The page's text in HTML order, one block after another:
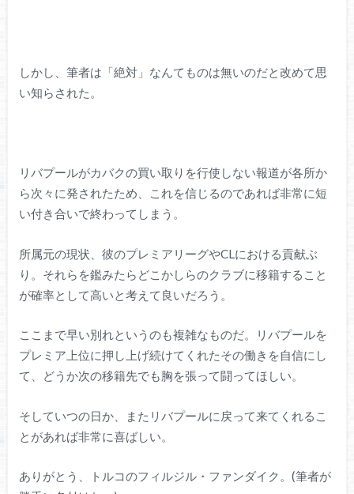
しかし、筆者は「絶対」なんてものは無いのだと改めて思
い知らされた。
リバプールがカバクの買い取りを行使しない報道が各所か
ら次々に発されたため、これを信じるのであれば非常に短
い付き合いで終わってしまう。
所属元の現状、彼のプレミアリーグやCLにおける貢献ぶ
り。それらを鑑みたらどこかしらのクラブに移籍すること
が確率として高いと考えて良いだろう。
ここまで早い別れというのも複雑なものだ。リバプールを
プレミア上位に押し上げ続けてくれたその働きを自信にし
て、どうか次の移籍先でも胸を張って闘ってほしい。
そしていつの日か、またリバプールに戻って来てくれるこ
とがあれば非常に喜ばしい。
ありがとう、トルコのフィルジル・ファンダイク。(筆者が